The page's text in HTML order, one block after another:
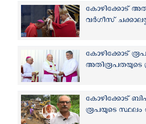
കോഴിക്കോട്
വർഗീസ്
കോഴിക്കോട്
അതിരൂപതയുടെ
കോഴിക്കോട്
രൂപയുടെ സ്ഥലം